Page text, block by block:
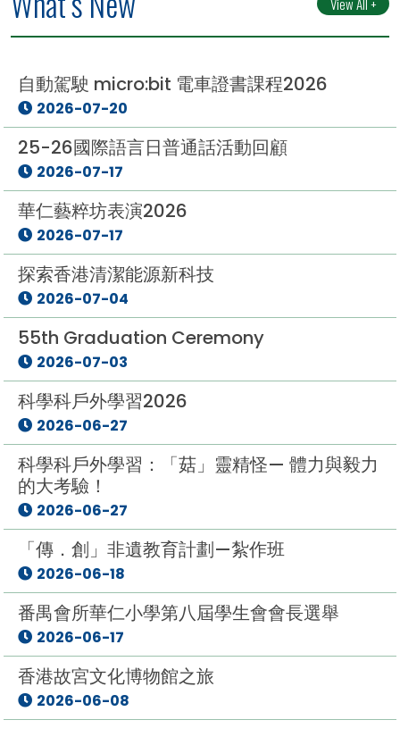
自動駕駛 micro:bit 電車證書課程2026
2026-07-20
25-26國際語言日普通話活動回顧
2026-07-17
華仁藝粹坊表演2026
2026-07-17
探索香港清潔能源新科技
2026-07-04
55th Graduation Ceremony
2026-07-03
科學科戶外學習2026
2026-06-27
科學科戶外學習：「菇」靈精怪— 體力與毅力
的大考驗！
2026-06-27
「傳．創」非遺教育計劃—紮作班
2026-06-18
番禺會所華仁小學第八屆學生會會長選舉
2026-06-17
香港故宮文化博物館之旅
2026-06-08